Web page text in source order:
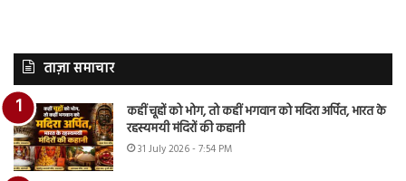
ताज़ा समाचार
कहीं चूहों को भोग, तो कहीं भगवान को मदिरा अर्पित, भारत के
रहस्यमयी मंदिरों की कहानी
31 July 2026 - 7:54 PM